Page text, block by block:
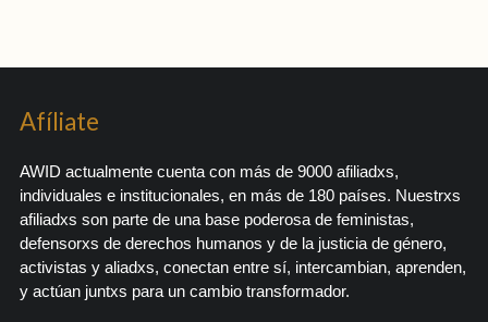
Afíliate
AWID actualmente cuenta con más de 9000 afiliadxs,
individuales e institucionales, en más de 180 países. Nuestrxs
afiliadxs son parte de una base poderosa de feministas,
defensorxs de derechos humanos y de la justicia de género,
activistas y aliadxs, conectan entre sí, intercambian, aprenden,
y actúan juntxs para un cambio transformador.